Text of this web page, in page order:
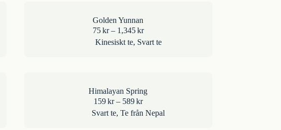
Golden Yunnan
75kr – 1,345krPrisintervall:
75kr
Kinesiskt te, Svart te
Himalayan Spring
159kr – 589krPrisintervall:
159kr
Svart te,Te från Nepal